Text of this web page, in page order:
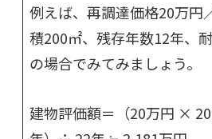
例えば、再調達価格20万円
積200㎡、残存年数12年、
の場合でみてみましょう。
建物評価額＝（20万円 ×